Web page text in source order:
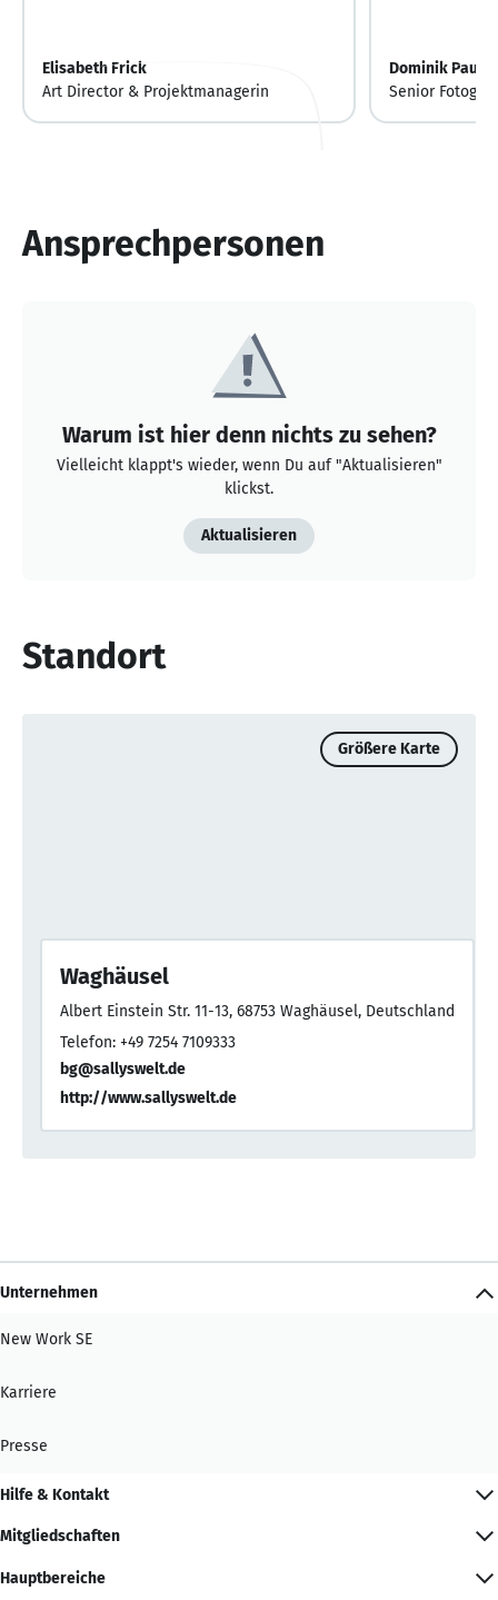
Elisabeth Frick
Art Director & Projektmanagerin
Dominik
Senior
Ansprechpersonen
Warum ist hier denn nichts zu sehen?
Vielleicht klappt's wieder, wenn Du auf "Aktualisieren"
klickst.
Aktualisieren
Standort
Größere Karte
Waghäusel
Albert Einstein Str. 11-13, 68753 Waghäusel, Deutschland
Telefon: +49 7254 7109333
bg@sallyswelt.de
http://www.sallyswelt.de
Unternehmen
New Work SE
Karriere
Presse
Hilfe & Kontakt
Mitgliedschaften
Hauptbereiche